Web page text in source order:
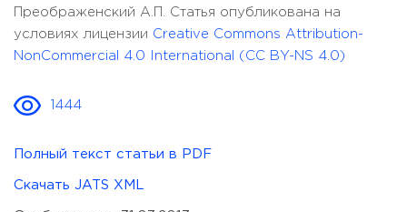
Преображенский А.П. Статья опубликована на
условиях лицензии Creative Commons Attribution-
NonCommercial 4.0 International (CC BY-NS 4.0)
1444
Полный текст статьи в PDF
Скачать JATS XML